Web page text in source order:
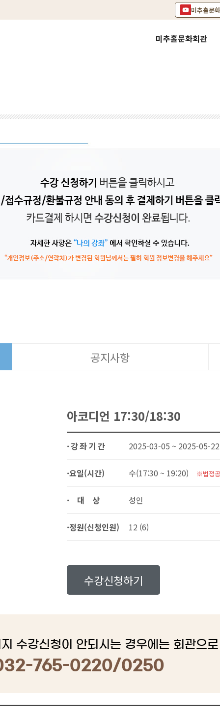
미추홀문
미추홀문화회관
공지사항
아코디언 17:30/18:30
·강좌기간 2025-03-05 ~ 2025-05-22
·요일(시간) 수(17:30 ~ 19:20) ※법정
·대상 성인
·정원(신청인원) 12 (6)
수강신청하기
수강신청이 안되시는 경우에는 회관으
765-0220/0250